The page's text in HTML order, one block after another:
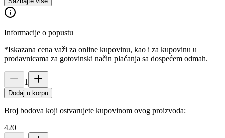
Informacije o popustu
*Iskazana cena važi za online kupovinu, kao i za kupovinu u
prodavnicama za gotovinski način plaćanja sa dospećem odmah.
1
Dodaj u korpu
Broj bodova koji ostvarujete kupovinom ovog proizvoda:
420